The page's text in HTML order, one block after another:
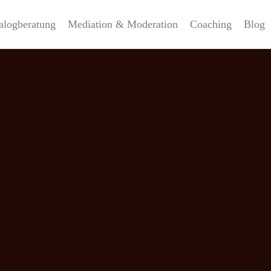
Mediation & Moderation Coaching Blog